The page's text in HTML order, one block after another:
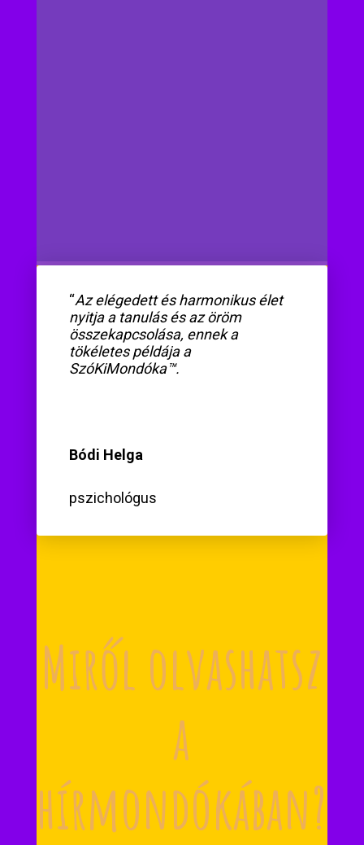
“Az elégedett és harmonikus élet
nyitja a tanulás és az öröm
összekapcsolása, ennek a
tökéletes példája a
SzóKiMondóka™.
Bódi Helga
pszichológus
Miről olvashatsz
a
hírmondókában?